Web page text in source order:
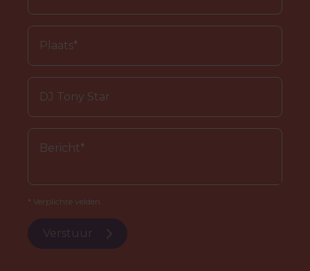
* Verplichte velden.
Verstuur